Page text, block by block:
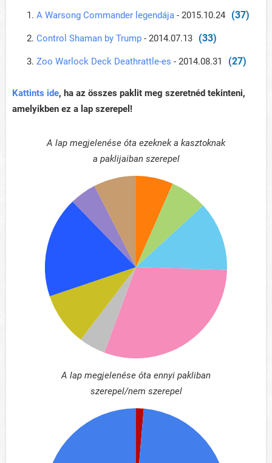
A Warsong Commander legendája - 2015.10.24 (37)
Control Shaman by Trump - 2014.07.13 (33)
Zoo Warlock Deck Deathrattle-es - 2014.08.31 (27)
Kattints ide, ha az összes paklit meg szeretnéd tekinteni,
amelyikben ez a lap szerepel!
A lap megjelenése óta ezeknek a kasztoknak
a paklijaiban szerepel
A lap megjelenése óta ennyi pakliban
szerepel/nem szerepel